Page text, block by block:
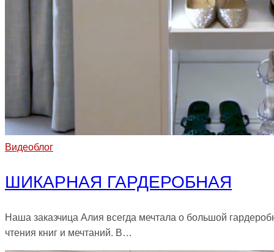
Видеоблог
ШИКАРНАЯ ГАРДЕРОБНАЯ
Наша заказчица Алия всегда мечтала о большой
чтения книг и мечтаний. В…